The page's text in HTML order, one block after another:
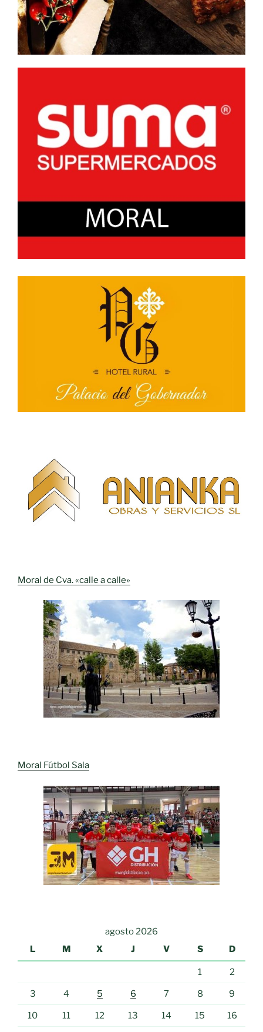
Moral de Cva. «calle a calle»
Moral Fútbol Sala
agosto 2026
L
M X J V S D
1 2
3 4 5 6 7 8 9
10 11 12 13 14 15 16